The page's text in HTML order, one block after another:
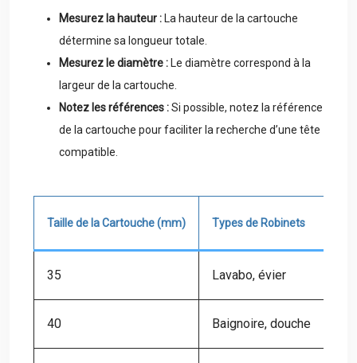
Mesurez la hauteur : La hauteur de la cartouche
détermine sa longueur totale.
Mesurez le diamètre : Le diamètre correspond à la
largeur de la cartouche.
Notez les références :Si possible, notez la référence
de la cartouche pour faciliter la recherche d’une tête
compatible.
Taille de la Cartouche (mm) Types de Robinets
35 Lavabo, évier
40 Baignoire, douche